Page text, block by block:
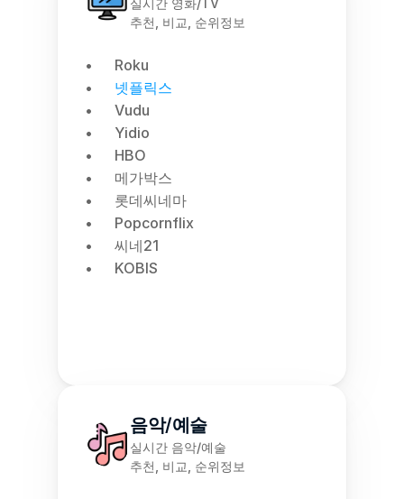
실시간 영화/TV
추천, 비교, 순위정보
Roku
넷플릭스
Vudu
Yidio
HBO
메가박스
롯데씨네마
Popcornflix
씨네21
KOBIS
음악/예술
실시간 음악/예술
추천, 비교, 순위정보